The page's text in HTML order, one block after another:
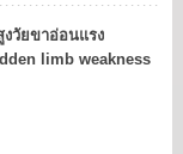
งวัยขาอ่อนแรง
limb weakness